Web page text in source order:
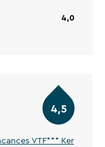
4,0
VTF*** Ker
4,5